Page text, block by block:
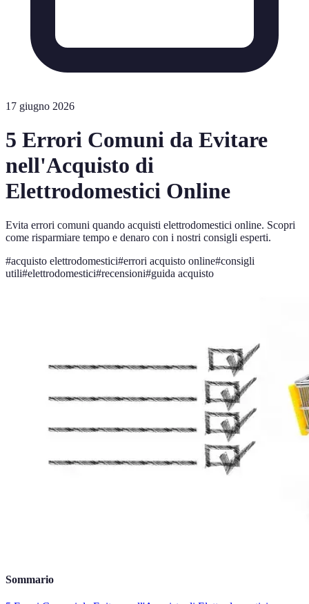
17 giugno 2026
5 Errori Comuni da Evitare
nell'Acquisto di
Elettrodomestici Online
Evita errori comuni quando acquisti elettrodomestici online. Scopri
come risparmiare tempo e denaro con i nostri consigli esperti.
#acquisto elettrodomestici#errori acquisto online#consigli
utili#elettrodomestici#recensioni#guida acquisto
Sommario